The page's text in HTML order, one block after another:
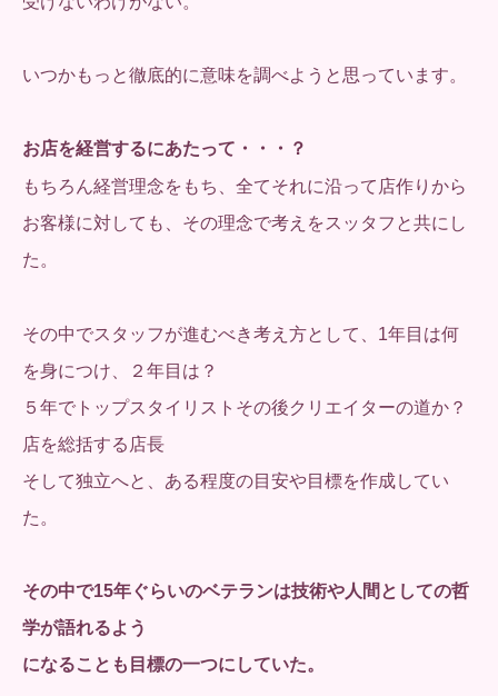
いつかもっと徹底的に意味を調べようと思っています。
お店を経営するにあたって・・・？
もちろん経営理念をもち、全てそれに沿って店作りから
お客様に対しても、その理念で考えをスッタフと共にし
た。
その中でスタッフが進むべき考え方として、1年目は何
を身につけ、２年目は？
５年でトップスタイリストその後クリエイターの道か？
店を総括する店長
そして独立へと、ある程度の目安や目標を作成してい
た。
その中で15年ぐらいのベテランは技術や人間としての哲
学が語れるよう
になることも目標の一つにしていた。